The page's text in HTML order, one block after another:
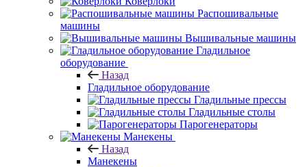
Распошивальные
машины
Вышивальные машины
Гладильное
оборудование
Назад
Гладильное оборудование
Гладильные прессы
Гладильные столы
Парогенераторы
Манекены
Назад
Манекены